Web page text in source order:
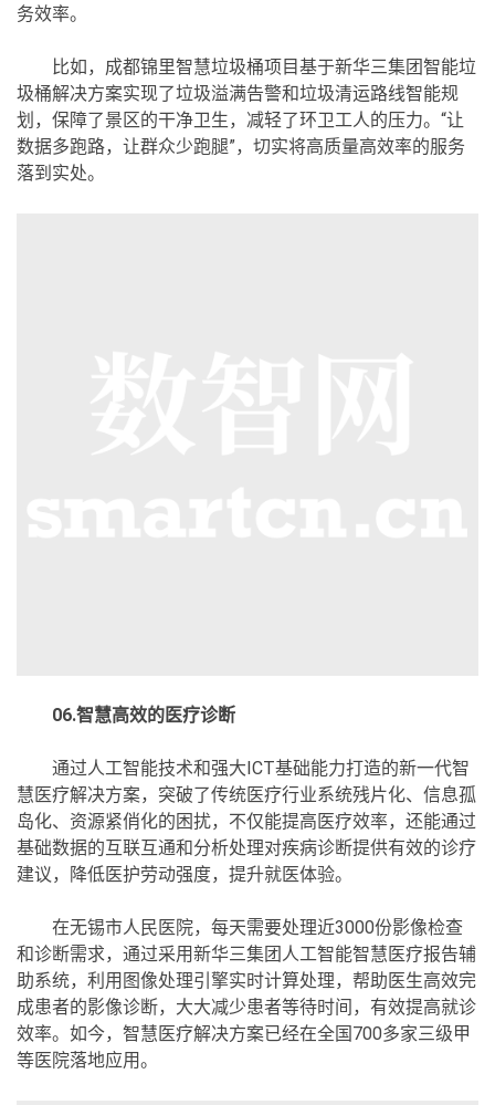
务效率。
比如，成都锦里智慧垃圾桶项目基于新华三集团智能垃
圾桶解决方案实现了垃圾溢满告警和垃圾清运路线智能规
划，保障了景区的干净卫生，减轻了环卫工人的压力。“让
数据多跑路，让群众少跑腿”，切实将高质量高效率的服务
落到实处。
06.智慧高效的医疗诊断
通过人工智能技术和强大ICT基础能力打造的新一代智
慧医疗解决方案，突破了传统医疗行业系统残片化、信息孤
岛化、资源紧俏化的困扰，不仅能提高医疗效率，还能通过
基础数据的互联互通和分析处理对疾病诊断提供有效的诊疗
建议，降低医护劳动强度，提升就医体验。
在无锡市人民医院，每天需要处理近3000份影像检查
和诊断需求，通过采用新华三集团人工智能智慧医疗报告辅
助系统，利用图像处理引擎实时计算处理，帮助医生高效完
成患者的影像诊断，大大减少患者等待时间，有效提高就诊
效率。如今，智慧医疗解决方案已经在全国700多家三级甲
等医院落地应用。